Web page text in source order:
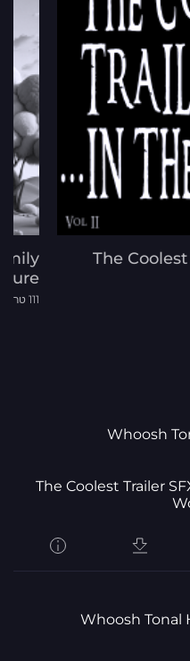
The Coolest
111 טראקים
Whoosh
The Coolest Trailer
Whoosh Tonal